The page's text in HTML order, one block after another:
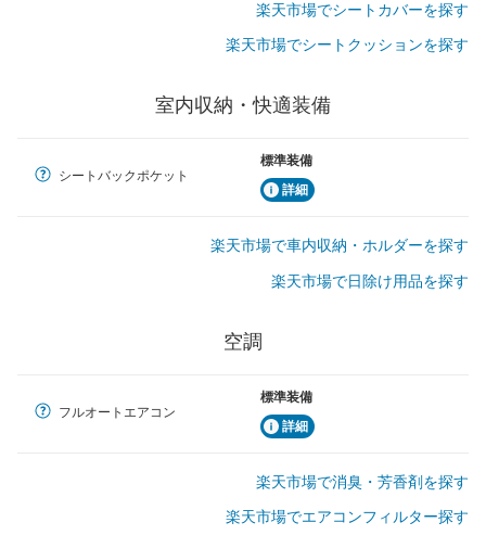
楽天市場でシートカバーを探す
楽天市場でシートクッションを探す
室内収納・快適装備
シートバックポケット
標準装備
詳細
楽天市場で車内収納・ホルダーを探す
楽天市場で日除け用品を探す
空調
フルオートエアコン
標準装備
詳細
楽天市場で消臭・芳香剤を探す
楽天市場でエアコンフィルター探す